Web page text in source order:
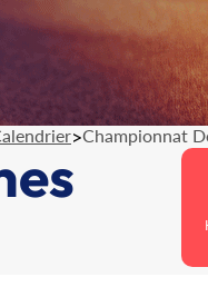
>Championnat